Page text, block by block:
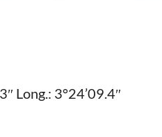
Long.: 3°24’09.4″